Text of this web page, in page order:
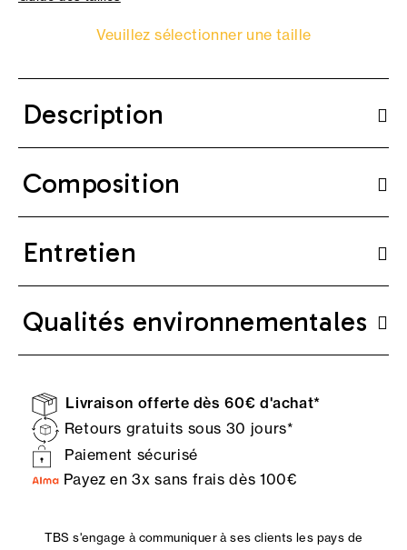
Veuillez sélectionner une taille
Description
Composition
Entretien
Qualités environnementales
Livraison offerte dès 60€ d'achat*
Retours gratuits sous 30 jours*
Paiement sécurisé
Payez en 3x sans frais dès 100€
TBS s'engage à communiquer à ses clients les pays de